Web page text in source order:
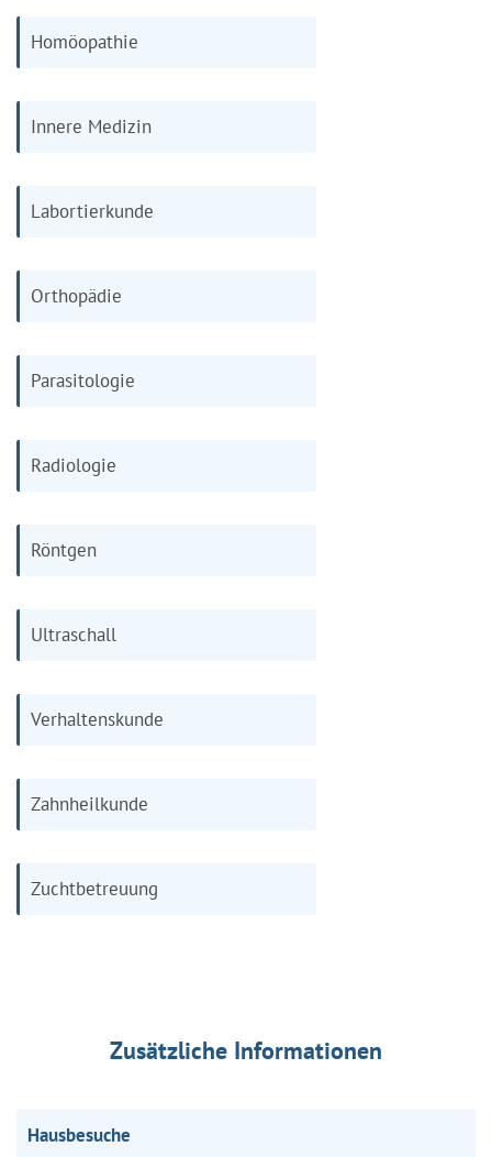
Homöopathie
Innere Medizin
Labortierkunde
Orthopädie
Parasitologie
Radiologie
Röntgen
Ultraschall
Verhaltenskunde
Zahnheilkunde
Zuchtbetreuung
Zusätzliche Informationen
Hausbesuche